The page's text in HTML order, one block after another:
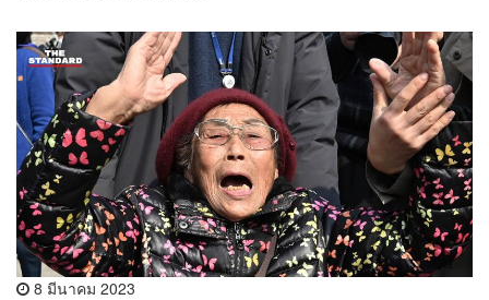
8 มีนาคม 2023